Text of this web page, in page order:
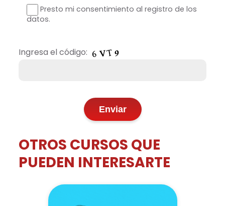
Presto mi consentimiento al registro de los
datos.
Ingresa el código:
OTROS CURSOS QUE
PUEDEN INTERESARTE